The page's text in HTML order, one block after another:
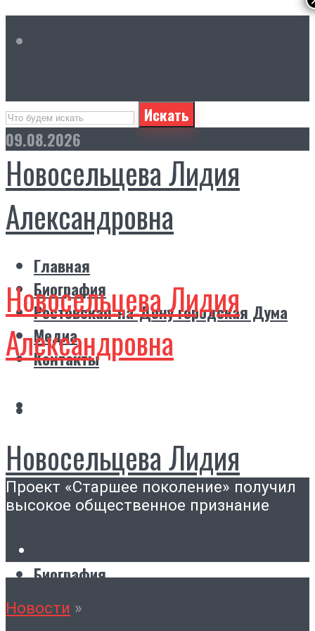
Искать
09.08.2026
Новосельцева Лидия
Александровна
Главная
Биография
Ростовская-на-Дону городская Дума
Медиа
Контакты
Новосельцева Лидия
Александровна
Новосельцева Лидия
Александровна
Биография
Медиа
Проект «Старшее поколение» получил
высокое общественное признание
Новости »